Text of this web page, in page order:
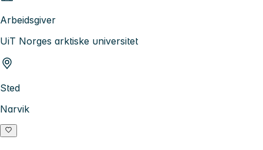
Arbeidsgiver
UiT Norges arktiske universitet
Sted
Narvik